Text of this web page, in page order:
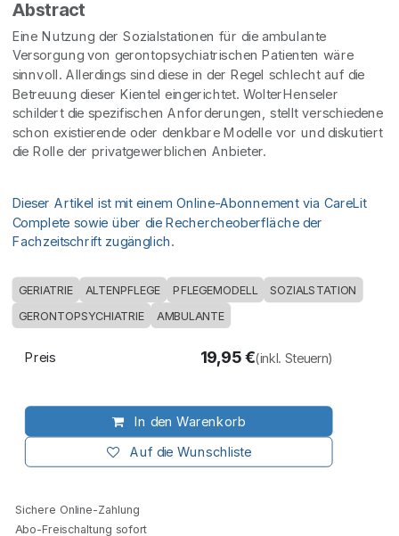
Abstract
Eine Nutzung der Sozialstationen für die ambulante
Versorgung von gerontopsychiatrischen Patienten wäre
sinnvoll. Allerdings sind diese in der Regel schlecht auf die
Betreuung dieser Kientel eingerichtet. WolterHenseler
schildert die spezifischen Anforderungen, stellt verschiedene
schon existierende oder denkbare Modelle vor und diskutiert
die Rolle der privatgewerblichen Anbieter.
Dieser Artikel ist mit einem Online-Abonnement via CareLit
Complete sowie über die Rechercheoberfläche der
Fachzeitschrift zugänglich.
GERIATRIE ALTENPFLEGE PFLEGEMODELL SOZIALSTATION
GERONTOPSYCHIATRIE AMBULANTE
In den Warenkorb
Auf die Wunschliste
Preis 19,95€(inkl. Steuern)
Sichere Online-Zahlung
Abo-Freischaltung sofort